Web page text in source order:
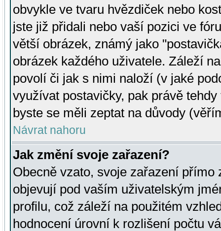
obvykle ve tvaru hvězdiček nebo
jste již přidali nebo vaší pozici ve
větší obrázek, známý jako
obrázek každého uživatele. Záleží
povolí či jak s nimi naloží (v jaké
využívat postavičky, pak právě
byste se měli zeptat na důvody
Návrat nahoru
Jak změní svoje zařazení?
Obecně vzato, svoje zařazení přímo
objevují pod vaším uživatelským
profilu, což záleží na použitém
hodnocení úrovní k rozlišení počtu